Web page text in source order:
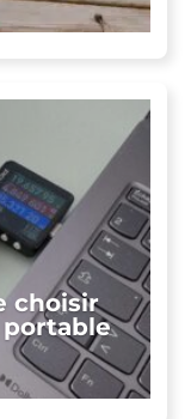
choisir
portable